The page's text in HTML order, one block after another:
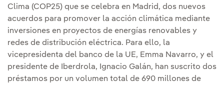
Clima (COP25) que se celebra en Madrid, dos nuevos
acuerdos para promover la acción climática mediante
inversiones en proyectos de energías renovables y
redes de distribución eléctrica. Para ello, la
vicepresidenta del banco de la UE, Emma Navarro, y el
presidente de Iberdrola, Ignacio Galán, han suscrito dos
préstamos por un volumen total de 690 millones de